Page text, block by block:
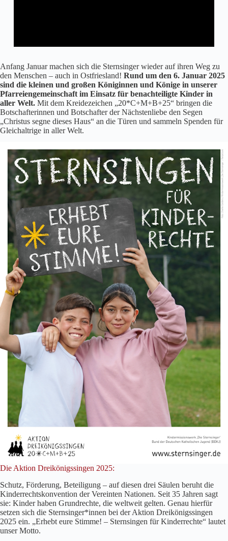
Anfang Januar machen sich die Sternsinger wieder auf ihren Weg zu
den Menschen – auch in Ostfriesland! Rund um den 6. Januar 2025
sind die kleinen und großen Königinnen und Könige in unserer
Pfarreiengemeinschaft im Einsatz für benachteiligte Kinder in
aller Welt. Mit dem Kreidezeichen „20*C+M+B+25“ bringen die
Botschafterinnen und Botschafter der Nächstenliebe den Segen
„Christus segne dieses Haus“ an die Türen und sammeln Spenden für
Gleichaltrige in aller Welt.
Die Aktion Dreikönigssingen 2025:
Schutz, Förderung, Beteiligung – auf diesen drei Säulen beruht die
Kinderrechtskonvention der Vereinten Nationen. Seit 35 Jahren sagt
sie: Kinder haben Grundrechte, die weltweit gelten. Genau hierfür
setzen sich die Sternsinger*innen bei der Aktion Dreikönigssingen
2025 ein. „Erhebt eure Stimme! – Sternsingen für Kinderrechte“ lautet
unser Motto.